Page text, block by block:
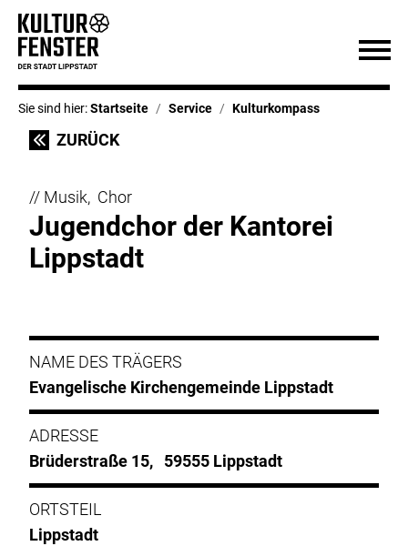
Sie sind hier:Startseite Service Kulturkompass
ZURÜCK
// Musik, Chor
Jugendchor der Kantorei
Lippstadt
NAME DES TRÄGERS
Evangelische Kirchengemeinde Lippstadt
ADRESSE
Brüderstraße 15, 59555 Lippstadt
ORTSTEIL
Lippstadt